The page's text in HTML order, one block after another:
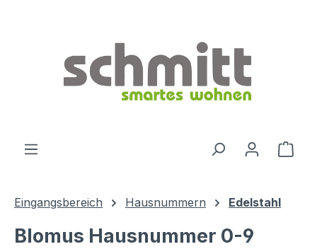
Eingangsbereich Hausnummern Edelstahl
Blomus Hausnummer 0-9